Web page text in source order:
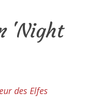
'Night
des Elfes